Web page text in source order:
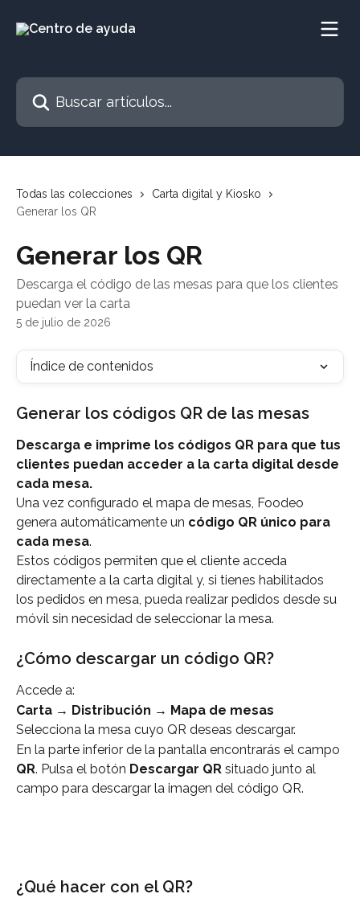
Buscar artículos...
Todas las colecciones
Carta digital y Kiosko
Generar los QR
Generar los QR
Descarga el código de las mesas para que los clientes
puedan ver la carta
5 de julio de 2026
Índice de contenidos
Generar los códigos QR de las mesas
Descarga e imprime los códigos QR para que tus
clientes puedan acceder a la carta digital desde
cada mesa.
Una vez configurado el mapa de mesas, Foodeo
genera automáticamente un código QR único para
cada mesa.
Estos códigos permiten que el cliente acceda
directamente a la carta digital y, si tienes habilitados
los pedidos en mesa, pueda realizar pedidos desde su
móvil sin necesidad de seleccionar la mesa.
¿Cómo descargar un código QR?
Accede a:
Carta → Distribución → Mapa de mesas
Selecciona la mesa cuyo QR deseas descargar.
En la parte inferior de la pantalla encontrarás el campo
QR. Pulsa el botón Descargar QR situado junto al
campo para descargar la imagen del código QR.
¿Qué hacer con el QR?